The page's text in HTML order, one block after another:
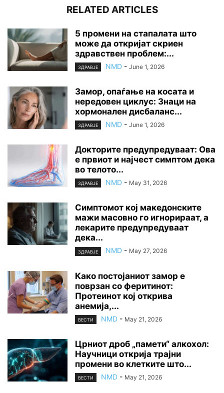
RELATED ARTICLES
5 промени на стапалата што
може да откријат скриен
здравствен проблем:...
ЗДРАВЈЕ NMD - June 1, 2026
Замор, опаѓање на косата и
нередовен циклус: Знаци на
хормонален дисбаланс...
ЗДРАВЈЕ NMD - June 1, 2026
Докторите предупредуваат: Ова
е првиот и најчест симптом дека
во телото...
ЗДРАВЈЕ NMD - May 31, 2026
Симптомот кој македонските
мажи масовно го игнорираат, а
лекарите предупредуваат
дека...
ЗДРАВЈЕ NMD - May 27, 2026
Како постојаниот замор е
поврзан со феритинот:
Протеинот кој открива
анемија,...
ВЕСТИ NMD - May 21, 2026
Црниот дроб „памети“ алкохол:
Научници открија трајни
промени во клетките што...
ВЕСТИ NMD - May 21, 2026